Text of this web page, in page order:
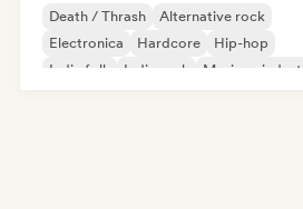
Death / Thrash
Alternative rock
Electronica
Hardcore
Hip-hop
Indie folk
Indie rock Musique